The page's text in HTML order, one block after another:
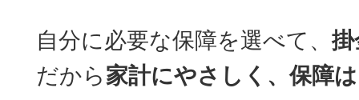
自分に必要な保障を選べて、
だから家計にやさしく、保障